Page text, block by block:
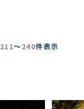
211～240件表示